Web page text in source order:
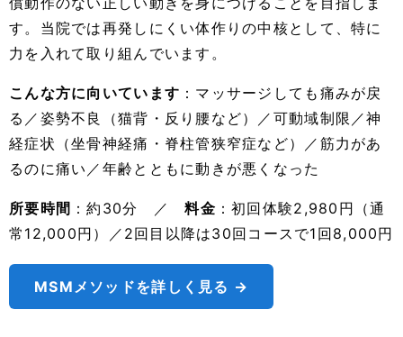
す。当院では再発しにくい体作りの中核として、特に
力を入れて取り組んでいます。
こんな方に向いています ：マッサージしても痛みが戻
る／姿勢不良（猫背・反り腰など）／可動域制限／神
経症状（坐骨神経痛・脊柱管狭窄症など）／筋力があ
るのに痛い／年齢とともに動きが悪くなった
所要時間 ：約30分 ／料金 ：初回体験2,980円（通
常12,000円）／2回目以降は30回コースで1回8,000円
MSMメソッドを詳しく見る →